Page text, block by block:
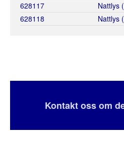
628117
Nattlys
628118
Nattlys
Kontakt oss om